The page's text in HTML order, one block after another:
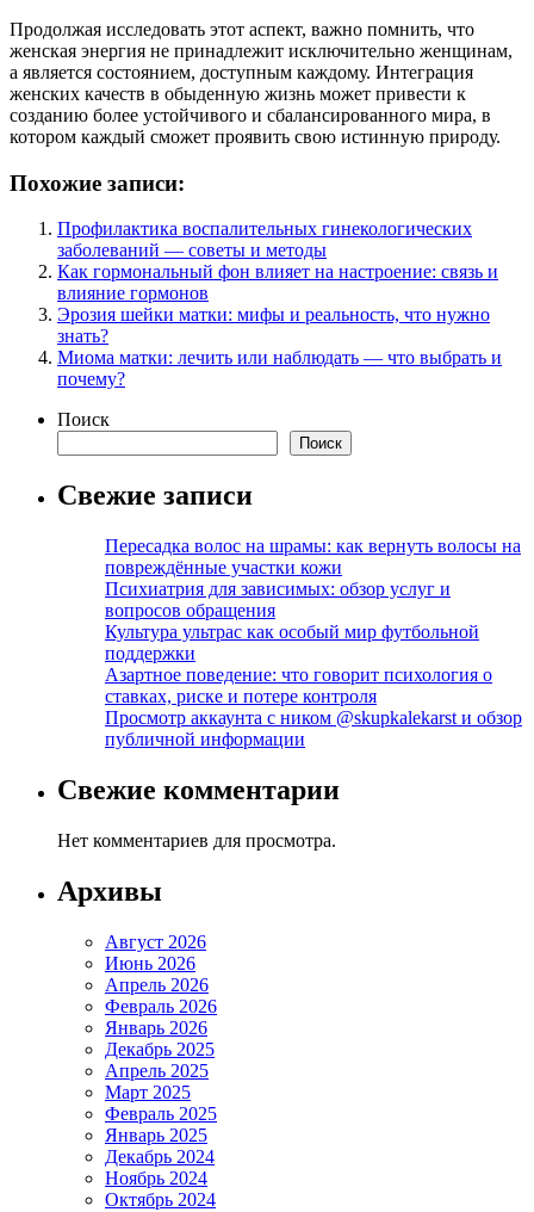
Продолжая исследовать этот аспект, важно помнить, что
женская энергия не принадлежит исключительно женщинам,
а является состоянием, доступным каждому. Интеграция
женских качеств в обыденную жизнь может привести к
созданию более устойчивого и сбалансированного мира, в
котором каждый сможет проявить свою истинную природу.
Похожие записи:
Профилактика воспалительных гинекологических
заболеваний — советы и методы
Как гормональный фон влияет на настроение: связь и
влияние гормонов
Эрозия шейки матки: мифы и реальность, что нужно
знать?
Миома матки: лечить или наблюдать — что выбрать и
почему?
Поиск
Поиск
Свежие записи
Пересадка волос на шрамы: как вернуть волосы на
повреждённые участки кожи
Психиатрия для зависимых: обзор услуг и
вопросов обращения
Культура ультрас как особый мир футбольной
поддержки
Азартное поведение: что говорит психология о
ставках, риске и потере контроля
Просмотр аккаунта с ником @skupkalekarst и обзор
публичной информации
Свежие комментарии
Нет комментариев для просмотра.
Архивы
Август 2026
Июнь 2026
Апрель 2026
Февраль 2026
Январь 2026
Декабрь 2025
Апрель 2025
Март 2025
Февраль 2025
Январь 2025
Декабрь 2024
Ноябрь 2024
Октябрь 2024